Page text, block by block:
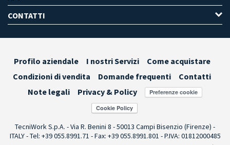
CONTATTI
Profilo aziendale I nostri Servizi
Come acquistare
Condizioni di vendita
Domande frequenti
Contatti
Note legali
Privacy & Policy Preferenze cookie
TecniWork S.p.A. - Via R. Benini 8 - 50013 Campi Bisenzio (Firenze) -
ITALY - Tel: +39 055.8991.71 - Fax: +39 055.8991.801 - P.IVA: 01812000485